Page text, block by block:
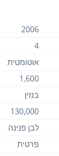
2006
4
אוטומטית
1,600
בנזין
130,000
לבן פנינה
פרטית